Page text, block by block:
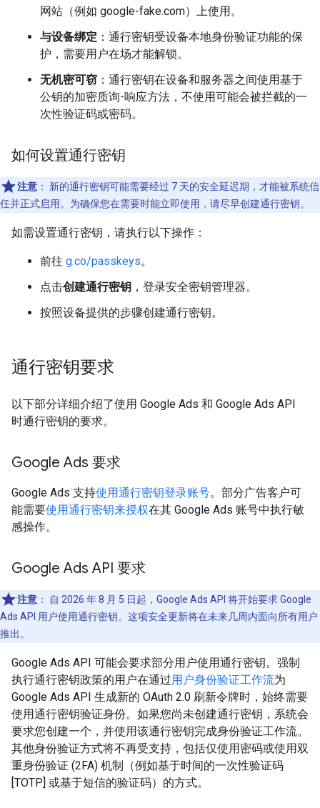
网站（例如 google-fake.com）上使用。
与设备绑定 ：通行密钥受设备本地身份验证功能的保
护，需要用户在场才能解锁。
无机密可窃 ：通行密钥在设备和服务器之间使用基于
公钥的加密质询-响应方法，不使用可能会被拦截的一
次性验证码或密码。
如何设置通行密钥
注意 ：
新的通行密钥可能需要经过 7 天的安全延迟期，才能被系统信
任并正式启用。为确保您在需要时能立即使用，请尽早创建通行密钥。
如需设置通行密钥，请执行以下操作：
前往 g.co/passkeys。
点击创建通行密钥 ，登录安全密钥管理器。
按照设备提供的步骤创建通行密钥。
通行密钥要求
以下部分详细介绍了使用 Google Ads 和 Google Ads API
时通行密钥的要求。
Google Ads 要求
Google Ads 支持使用通行密钥登录账号。部分广告客户可
能需要使用通行密钥来授权在其 Google Ads 账号中执行敏
感操作。
Google Ads API 要求
注意 ：
自 2026 年 8 月 5 日起，Google Ads API 将开始要求 Google
Ads API 用户使用通行密钥。这项安全更新将在未来几周内面向所有用户
推出。
Google Ads API 可能会要求部分用户使用通行密钥。强制
执行通行密钥政策的用户在通过用户身份验证工作流为
Google Ads API 生成新的 OAuth 2.0 刷新令牌时，始终需要
使用通行密钥验证身份。如果您尚未创建通行密钥，系统会
要求您创建一个，并使用该通行密钥完成身份验证工作流。
其他身份验证方式将不再受支持，包括仅使用密码或使用双
重身份验证 (2FA) 机制（例如基于时间的一次性验证码
[TOTP] 或基于短信的验证码）的方式。